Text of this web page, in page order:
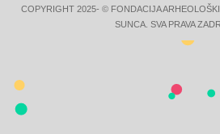
COPYRIGHT 2025- © FONDACIJA
SUNCA. SVA PRAVA